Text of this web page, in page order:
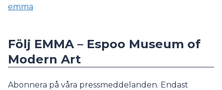
emma
Följ EMMA – Espoo Museum of
Modern Art
Abonnera på våra pressmeddelanden. Endast